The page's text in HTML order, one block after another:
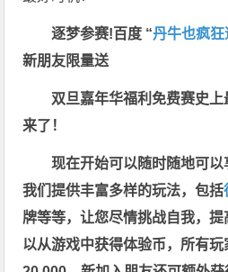
逐梦参赛!百度 “丹牛也疯狂
新朋友限量送
双旦嘉年华福利免费赛史上
来了！
现在开始可以随时随地可以
我们提供丰富多样的玩法，包括
牌等等，让您尽情挑战自我，提
以从游戏中获得体验币，所有